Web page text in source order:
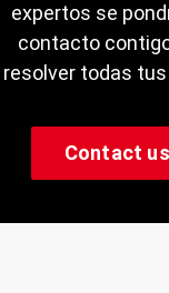
expertos se
contacto
resolver todas
Contact us